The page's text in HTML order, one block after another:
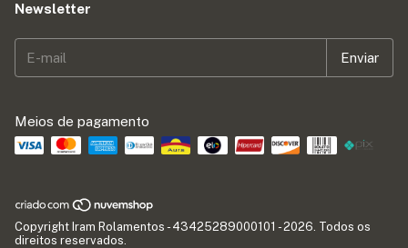
Newsletter
Meios de pagamento
Copyright Iram Rolamentos - 43425289000101 - 2026. Todos os
direitos reservados.